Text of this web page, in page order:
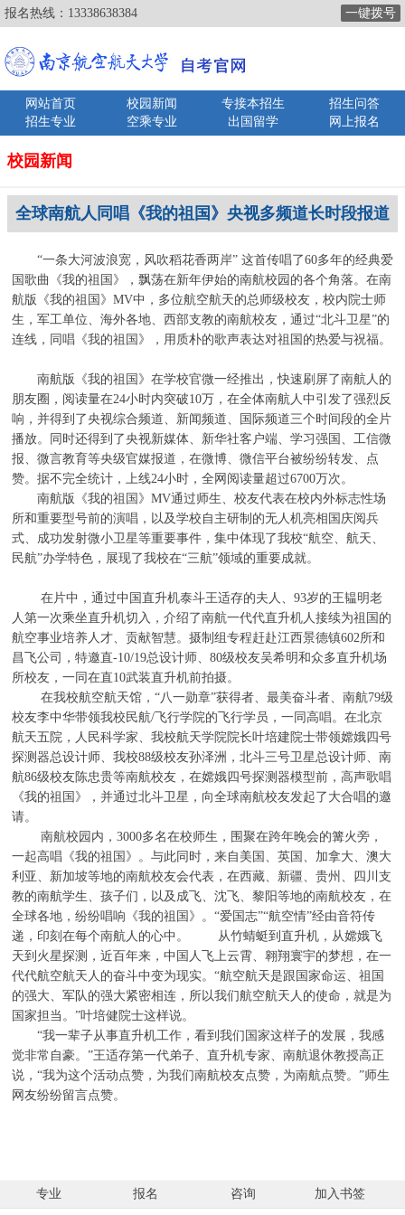
报名热线： 13338638384 一键拨号
网站首页 校园新闻 专接本招生
招生问答
招生专业
空乘专业 出国留学 网上报名
校园新闻
全球南航人同唱《我的祖国》央视多频道长时段报道
“一条大河波浪宽，风吹稻花香两岸” 这首传唱了60多年的经典爱
国歌曲《我的祖国》，飘荡在新年伊始的南航校园的各个角落。在南
航版《我的祖国》MV中，多位航空航天的总师级校友，校内院士师
生，军工单位、海外各地、西部支教的南航校友，通过“北斗卫星”的
连线，同唱《我的祖国》，用质朴的歌声表达对祖国的热爱与祝福。
南航版《我的祖国》在学校官微一经推出，快速刷屏了南航人的
朋友圈，阅读量在24小时内突破10万，在全体南航人中引发了强烈反
响，并得到了央视综合频道、新闻频道、国际频道三个时间段的全片
播放。同时还得到了央视新媒体、新华社客户端、学习强国、工信微
报、微言教育等央级官媒报道，在微博、微信平台被纷纷转发、点
赞。据不完全统计，上线24小时，全网阅读量超过6700万次。
南航版《我的祖国》MV通过师生、校友代表在校内外标志性场
所和重要型号前的演唱，以及学校自主研制的无人机亮相国庆阅兵
式、成功发射微小卫星等重要事件，集中体现了我校“航空、航天、
民航”办学特色，展现了我校在“三航”领域的重要成就。
在片中，通过中国直升机泰斗王适存的夫人、93岁的王韫明老
人第一次乘坐直升机切入，介绍了南航一代代直升机人接续为祖国的
航空事业培养人才、贡献智慧。摄制组专程赶赴江西景德镇602所和
昌飞公司，特邀直-10/19总设计师、80级校友吴希明和众多直升机场
所校友，一同在直10武装直升机前拍摄。
在我校航空航天馆，“八一勋章”获得者、最美奋斗者、南航79级
校友李中华带领我校民航/飞行学院的飞行学员，一同高唱。在北京
航天五院，人民科学家、我校航天学院院长叶培建院士带领嫦娥四号
探测器总设计师、我校88级校友孙泽洲，北斗三号卫星总设计师、南
航86级校友陈忠贵等南航校友，在嫦娥四号探测器模型前，高声歌唱
《我的祖国》，并通过北斗卫星，向全球南航校友发起了大合唱的邀
请。
南航校园内，3000多名在校师生，围聚在跨年晚会的篝火旁，
一起高唱《我的祖国》。与此同时，来自美国、英国、加拿大、澳大
利亚、新加坡等地的南航校友会代表，在西藏、新疆、贵州、四川支
教的南航学生、孩子们，以及成飞、沈飞、黎阳等地的南航校友，在
全球各地，纷纷唱响《我的祖国》。“爱国志”“航空情”经由音符传
递，印刻在每个南航人的心中。
从竹蜻蜓到直升机，从嫦娥飞
天到火星探测，近百年来，中国人飞上云霄、翱翔寰宇的梦想，在一
代代航空航天人的奋斗中变为现实。“航空航天是跟国家命运、祖国
的强大、军队的强大紧密相连，所以我们航空航天人的使命，就是为
国家担当。”叶培健院士这样说。
“我一辈子从事直升机工作，看到我们国家这样子的发展，我感
觉非常自豪。”王适存第一代弟子、直升机专家、南航退休教授高正
说，“我为这个活动点赞，为我们南航校友点赞，为南航点赞。”师生
网友纷纷留言点赞。
专业 报名 咨询 加入书签